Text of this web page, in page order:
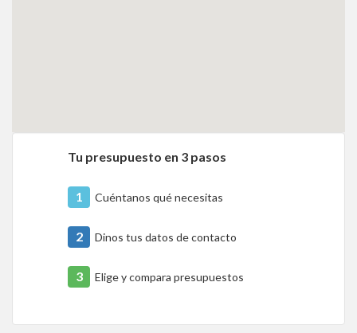
Tu presupuesto en 3 pasos
1 Cuéntanos qué necesitas
2 Dinos tus datos de contacto
3 Elige y compara presupuestos